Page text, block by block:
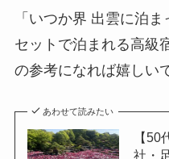
「いつか界 出雲に泊
セットで泊まれる高級
の参考になれば嬉しい
あわせて読みたい
【
社・